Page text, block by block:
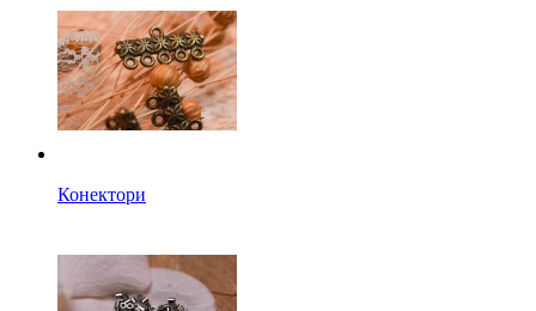
Конектори